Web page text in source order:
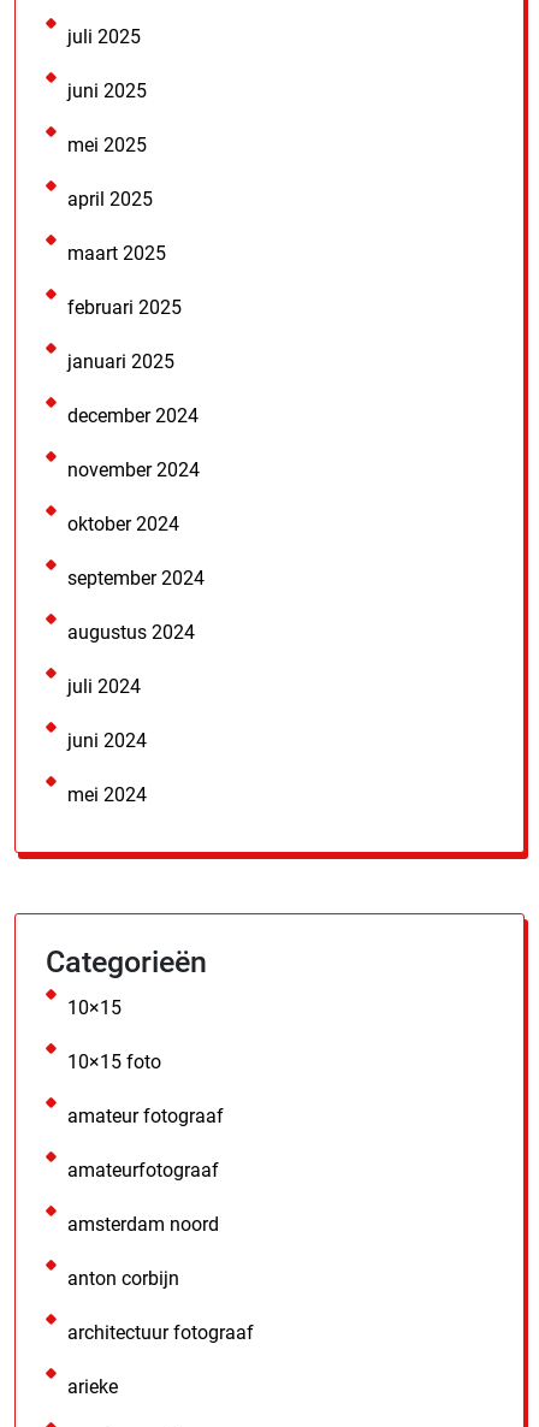
juli 2025
juni 2025
mei 2025
april 2025
maart 2025
februari 2025
januari 2025
december 2024
november 2024
oktober 2024
september 2024
augustus 2024
juli 2024
juni 2024
mei 2024
Categorieën
10×15
10×15 foto
amateur fotograaf
amateurfotograaf
amsterdam noord
anton corbijn
architectuur fotograaf
arieke